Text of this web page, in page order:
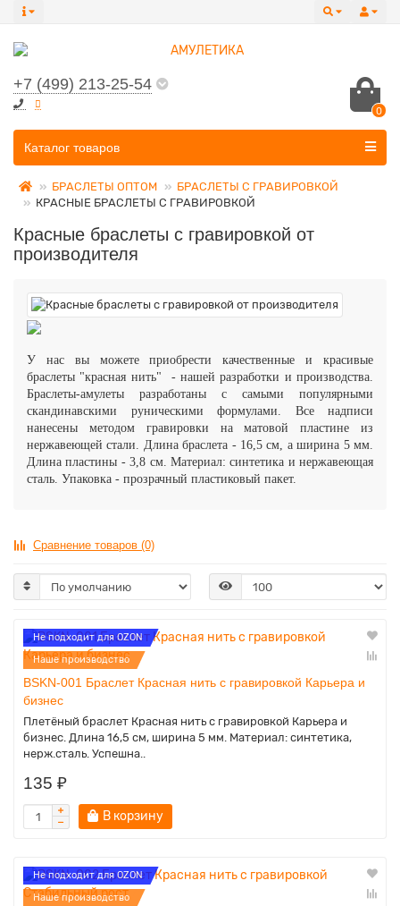
+7 (499) 213-25-54
0
Все категории
Каталог товаров
БРАСЛЕТЫ ОПТОМ
БРАСЛЕТЫ С ГРАВИРОВКОЙ
КРАСНЫЕ БРАСЛЕТЫ С ГРАВИРОВКОЙ
Красные браслеты с гравировкой от
производителя
У нас вы можете приобрести качественные и красивые
браслеты "красная нить" - нашей разработки и производства.
Браслеты-амулеты разработаны с самыми популярными
скандинавскими руническими формулами. Все надписи
нанесены методом гравировки на матовой пластине из
нержавеющей стали. Длина браслета - 16,5 см, а ширина 5 мм.
Длина пластины - 3,8 см. Материал: синтетика и нержавеющая
сталь. Упаковка - прозрачный пластиковый пакет.
Сравнение товаров (0)
Не подходит для OZON
Наше производство
BSKN-001 Браслет Красная нить с гравировкой Карьера и
бизнес
Плетёный браслет Красная нить с гравировкой Карьера и
бизнес. Длина 16,5 см, ширина 5 мм. Материал: синтетика,
нерж.сталь. Успешна..
135 ₽
В корзину
Не подходит для OZON
Наше производство